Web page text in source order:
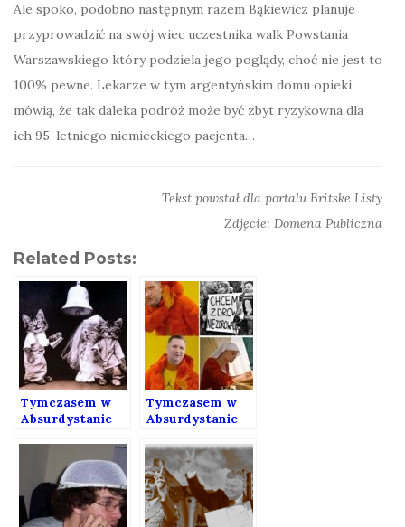
Ale spoko, podobno następnym razem Bąkiewicz planuje
przyprowadzić na swój wiec uczestnika walk Powstania
Warszawskiego który podziela jego poglądy, choć nie jest to
100% pewne. Lekarze w tym argentyńskim domu opieki
mówią, że tak daleka podróż może być zbyt ryzykowna dla
ich 95-letniego niemieckiego pacjenta…
Tekst powstał dla portalu Britske Listy
Zdjęcie: Domena Publiczna
Related Posts:
Tymczasem w
Absurdystanie
Tymczasem w
Absurdystanie